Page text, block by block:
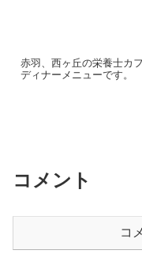
赤羽、西ヶ丘の栄養士カフ
ディナーメニューです。
コメント
コ